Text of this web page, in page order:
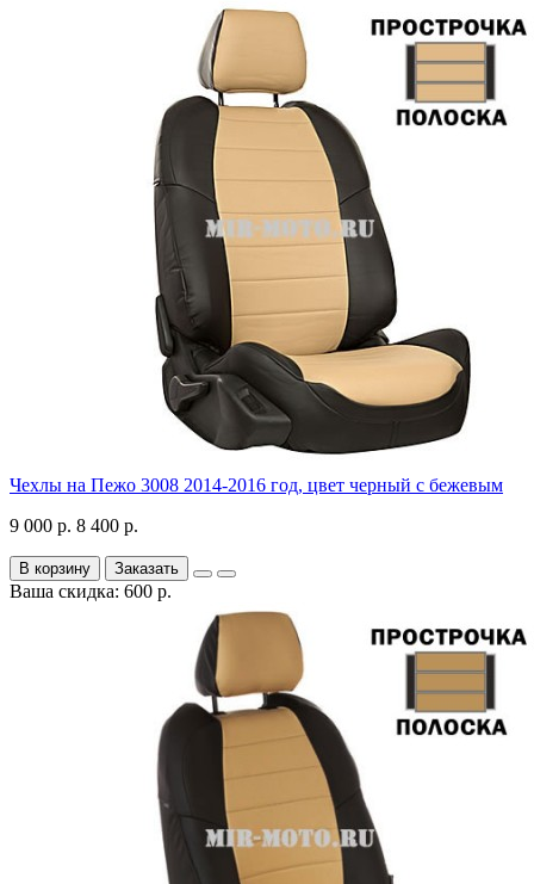
Чехлы на Пежо 3008 2014-2016 год, цвет черный с бежевым
9 000 р. 8 400 р.
В корзину Заказать
Ваша скидка: 600 р.